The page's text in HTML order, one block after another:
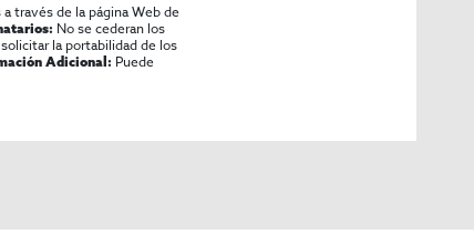
través de la página Web de
No se cederan los
la portabilidad de los
Adicional: Puede